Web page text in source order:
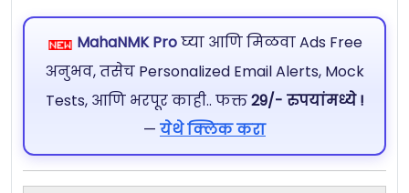
MahaNMK Proघ्या आणि मिळवा Ads Free
अनुभव, तसेच Personalized Email Alerts, Mock
Tests, आणि भरपूर काही.. फक्त29/- रुपयांमध्ये !
— येथे क्लिक करा